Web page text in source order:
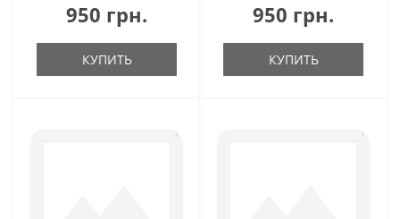
950 грн.
КУПИТЬ
950 грн.
КУПИТЬ